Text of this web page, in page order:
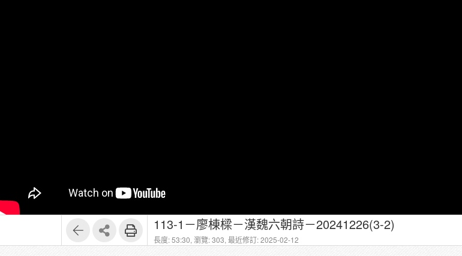
113-1－廖棟樑－漢魏六朝詩－20241226(3-2)
長度: 53:30, 瀏覽: 303, 最近修訂: 2025-02-12